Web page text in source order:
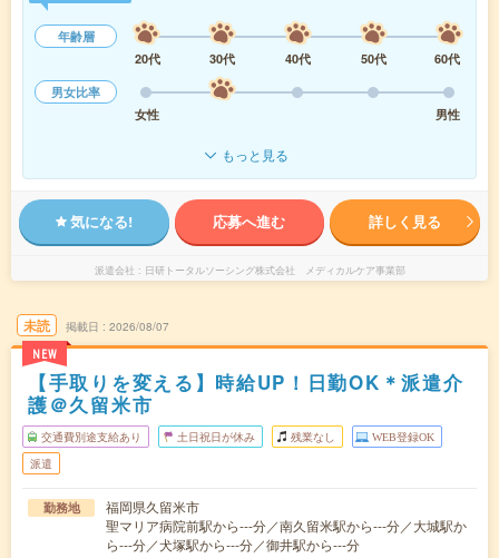
年齢層
20代
30代 40代 50代
60代
男女比率
女性
男性
もっと見る
気になる! 応募へ進む 詳しく見る
派遣会社 日研トータルソーシング株式会社 メディカルケア事業部
未読
NEW
掲載日 2026/08/07
【手取りを変える】時給UP！日勤OK＊派遣介
護＠久留米市
交通費別途支給あり 土日祝日が休み 残業なし WEB登録OK
派遣
勤務地
福岡県久留米市
聖マリア病院前駅から---分／南久留米駅から---分／大城駅か
ら---分／犬塚駅から---分／御井駅から---分